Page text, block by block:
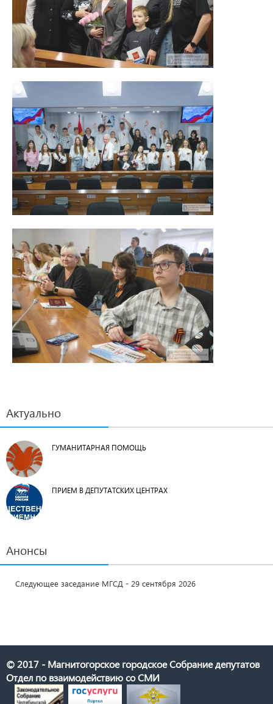
Актуально
ГУМАНИТАРНАЯ ПОМОЩЬ
ПРИЕМ В ДЕПУТАТСКИХ ЦЕНТРАХ
Анонсы
Следующее заседание МГСД - 29 сентября 2026
© 2017 - Магнитогорское городское Собрание депутатов
Отдел по взаимодействию со СМИ